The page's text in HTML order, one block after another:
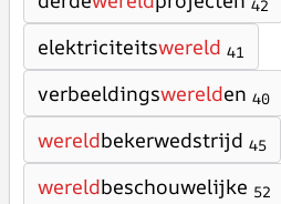
42
elektriciteitswereld 41
verbeeldingswerelden 40
wereldbekerwedstrijd 45
wereldbeschouwelijke 52